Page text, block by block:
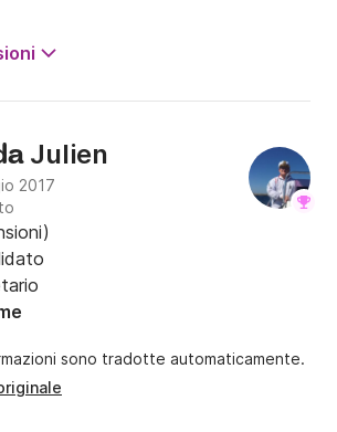
Julien
2017
)
sono tradotte automaticamente.